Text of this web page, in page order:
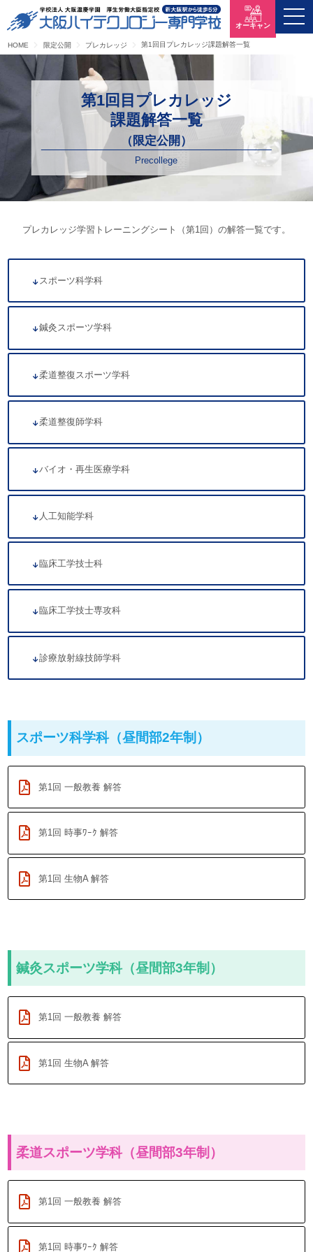
HOME 限定公開 プレカレッジ 第1回目プレカレッジ課題解答一覧
オーキャン
第1回目プレカレッジ
課題解答一覧
（限定公開）
Precollege
プレカレッジ学習トレーニングシート（第1回）の解答一覧です。
スポーツ科学科
鍼灸スポーツ学科
柔道整復スポーツ学科
柔道整復師学科
バイオ・再生医療学科
人工知能学科
臨床工学技士科
臨床工学技士専攻科
診療放射線技師学科
スポーツ科学科（昼間部2年制）
第1回 一般教養 解答
第1回 時事ﾜｰｸ 解答
第1回 生物A 解答
鍼灸スポーツ学科（昼間部3年制）
第1回 一般教養 解答
第1回 生物A 解答
柔道スポーツ学科（昼間部3年制）
第1回 一般教養 解答
第1回 時事ﾜｰｸ 解答